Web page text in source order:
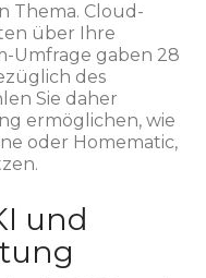
Thema. Cloud-
über Ihre
Umfrage gaben 28
des
Sie daher
ermöglichen, wie
oder Homematic,
und